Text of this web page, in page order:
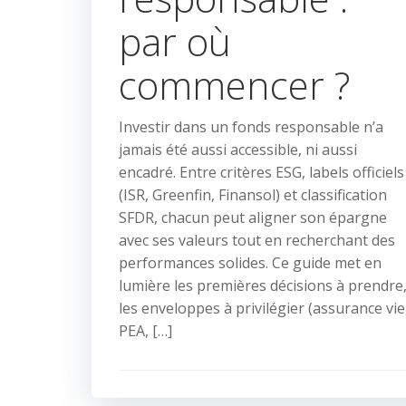
par où
commencer ?
Investir dans un fonds responsable n’a
jamais été aussi accessible, ni aussi
encadré. Entre critères ESG, labels officiels
(ISR, Greenfin, Finansol) et classification
SFDR, chacun peut aligner son épargne
avec ses valeurs tout en recherchant des
performances solides. Ce guide met en
lumière les premières décisions à prendre,
les enveloppes à privilégier (assurance
PEA, […]